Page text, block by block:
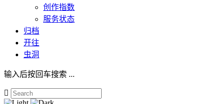
创作指数
服务状态
归档
开往
虫洞
输入后按回车搜索 ...
